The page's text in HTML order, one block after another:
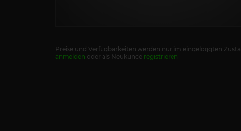
Preise und Verfügbarkeiten werden nur im eingeloggten
anmelden oder als Neukunde registrieren